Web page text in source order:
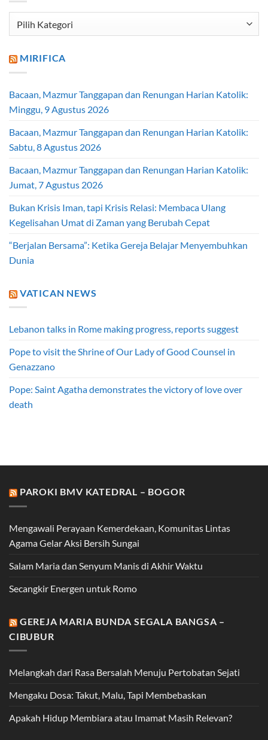
MIRIFICA
Bacaan, Mazmur Tanggapan dan Renungan Harian Katolik:
Minggu, 9 Agustus 2026
Bacaan, Mazmur Tanggapan dan Renungan Harian Katolik:
Sabtu, 8 Agustus 2026
Bacaan, Mazmur Tanggapan dan Renungan Harian Katolik:
Jumat, 7 Agustus 2026
Bukan Krisis Iman, tapi Krisis Relasi: Membaca Ulang
Kegelisahan Umat di Zaman yang Berubah Cepat
“Berjalan Bersama”: Ketika Gereja Belajar Menyembuhkan
Dunia
VATICAN NEWS
Lebanon talks in Rome making progress, reports suggest
Pope to visit the Shrine of Our Lady of Good Counsel in
Genazzano
Pope: Saint Agatha demonstrates the victory of love over
death
PAROKI BMV KATEDRAL – BOGOR
Mengawali Perayaan Kemerdekaan, Komunitas Lintas
Agama Gelar Aksi Bersih Sungai
Salam Maria dan Senyum Manis di Akhir Waktu
Secangkir Energen untuk Romo
GEREJA MARIA BUNDA SEGALA BANGSA –
CIBUBUR
Melangkah dari Rasa Bersalah Menuju Pertobatan Sejati
Mengaku Dosa: Takut, Malu, Tapi Membebaskan
Apakah Hidup Membiara atau Imamat Masih Relevan?